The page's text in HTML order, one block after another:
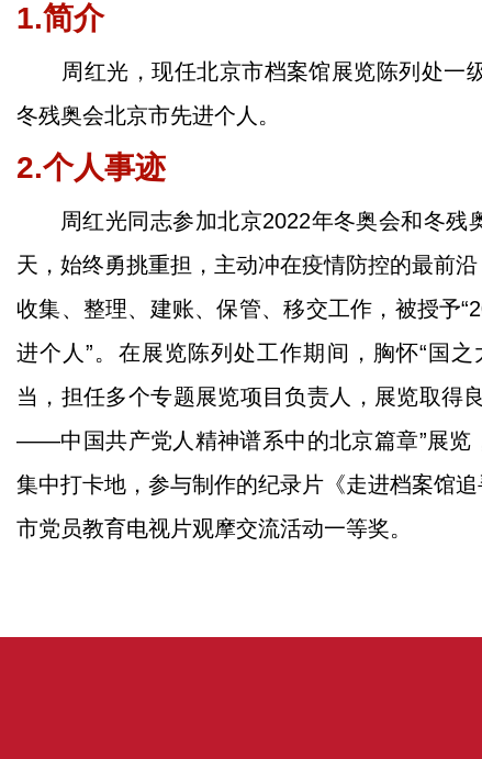
1.简介
周红光，现任北京市档案馆展览陈列处一
冬残奥会北京市先进个人。
2.个人事迹
周红光同志参加北京2022年冬奥会和冬残
天，始终勇挑重担，主动冲在疫情防控的最前
收集、整理、建账、保管、移交工作，被授予
进个人”。在展览陈列处工作期间，胸怀“国
当，担任多个专题展览项目负责人，展览取得
——中国共产党人精神谱系中的北京篇章”展览
集中打卡地，参与制作的纪录片《走进档案馆
市党员教育电视片观摩交流活动一等奖。